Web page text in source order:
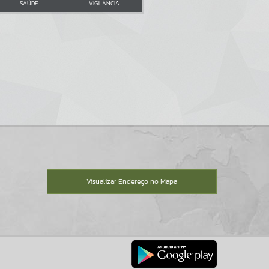
SAÚDE VIGILÂNCIA
Visualizar Endereço no Mapa